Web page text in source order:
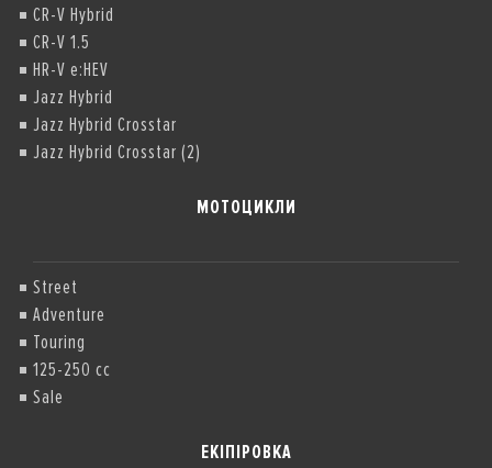
CR-V Hybrid
CR-V 1.5
HR-V e:HEV
Jazz Hybrid
Jazz Hybrid Crosstar
Jazz Hybrid Crosstar (2)
МОТОЦИКЛИ
Street
Adventure
Touring
125-250 cc
Sale
ЕКІПІРОВКА